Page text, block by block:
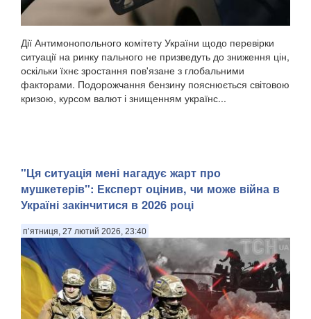
Дії Антимонопольного комітету України щодо перевірки
ситуації на ринку пального не призведуть до зниження цін,
оскільки їхнє зростання пов'язане з глобальними
факторами. Подорожчання бензину пояснюється світовою
кризою, курсом валют і знищенням українс...
"Ця ситуація мені нагадує жарт про
мушкетерів": Експерт оцінив, чи може війна в
Україні закінчитися в 2026 році
п’ятниця, 27 лютий 2026, 23:40